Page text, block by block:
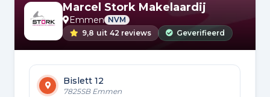
Marcel Stork Makelaardij
Emmen NVM
9,8 uit 42 reviews Geverifieerd
Bislett 12
7825SB Emmen